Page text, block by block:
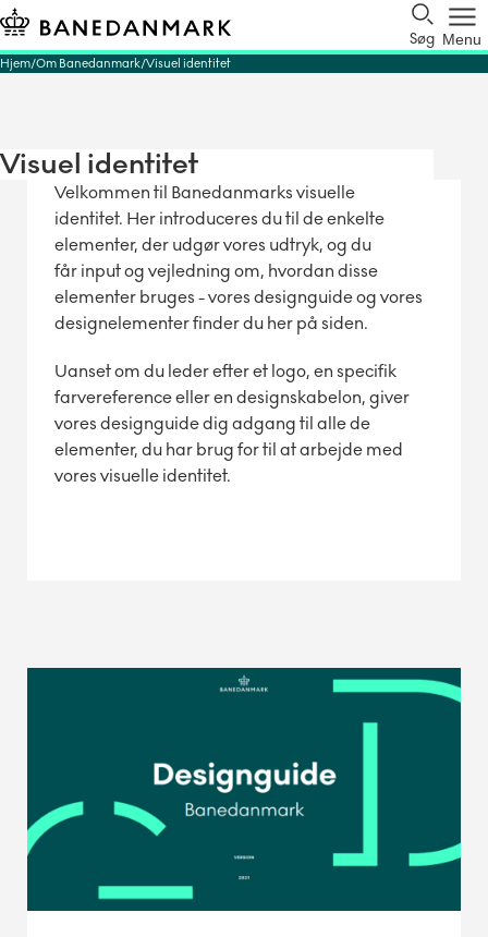
Søg Menu
Hjem Om Banedanmark Visuel identitet
Visuel identitet
Velkommen til Banedanmarks visuelle
identitet. Her introduceres du til de enkelte
elementer, der udgør vores udtryk, og du
får input og vejledning om, hvordan disse
elementer bruges - vores designguide og vores
designelementer finder du her på siden.
Uanset om du leder efter et logo, en specifik
farvereference eller en designskabelon, giver
vores designguide dig adgang til alle de
elementer, du har brug for til at arbejde med
vores visuelle identitet.